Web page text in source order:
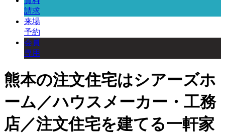
請求
来場
予約
会員
専用
熊本の注文住宅はシアーズホ
ーム／ハウスメーカー・工務
店／注文住宅を建てる一軒家